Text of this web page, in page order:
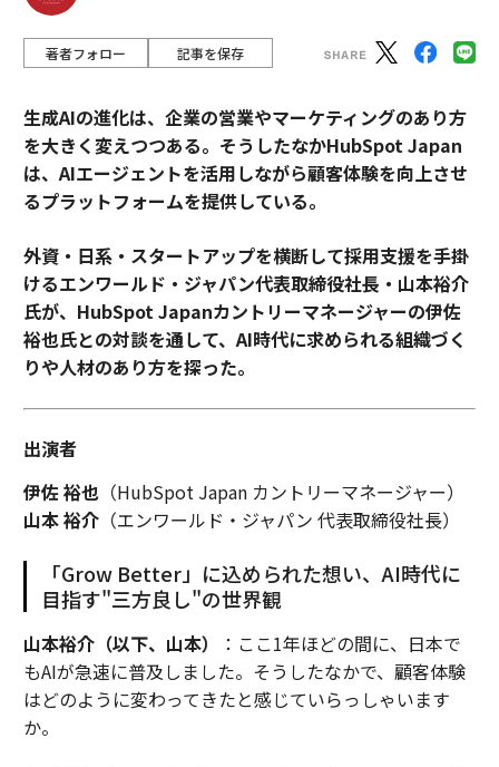
著者フォロー 記事を保存
生成AIの進化は、企業の営業やマーケティングのあり方
を大きく変えつつある。そうしたなかHubSpot Japan
は、AIエージェントを活用しながら顧客体験を向上させ
るプラットフォームを提供している。
外資・日系・スタートアップを横断して採用支援を手掛
けるエンワールド・ジャパン代表取締役社長・山本裕介
氏が、HubSpot Japanカントリーマネージャーの伊佐
裕也氏との対談を通して、AI時代に求められる組織づく
りや人材のあり方を探った。
出演者
伊佐 裕也（HubSpot Japan カントリーマネージャー）
山本 裕介（エンワールド・ジャパン 代表取締役社長）
「Grow Better」に込められた想い、AI時代に
目指す"三方良し"の世界観
山本裕介（以下、山本）
：ここ1年ほどの間に、日本で
もAIが急速に普及しました。そうしたなかで、顧客体験
はどのように変わってきたと感じていらっしゃいます
か。